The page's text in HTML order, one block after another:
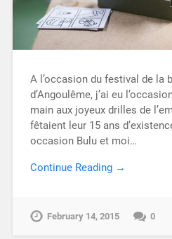
A l’occasion du festival de la
d’Angoulême, j’ai eu
main aux joyeux drilles de
fêtaient leur 15 ans
occasion Bulu et moi…
Continue Reading →
February 14, 2015 0